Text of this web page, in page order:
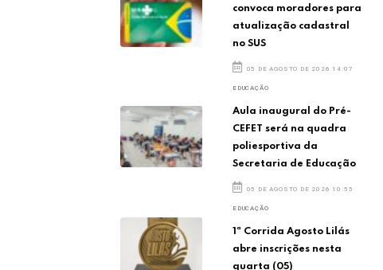
convoca moradores para
atualização cadastral
no SUS
05 DE AGOSTO DE 2026 14:07
EDUCAÇÃO
Aula inaugural do Pré-
CEFET será na quadra
poliesportiva da
Secretaria de Educação
05 DE AGOSTO DE 2026 10:55
EDUCAÇÃO
1ª Corrida Agosto Lilás
abre inscrições nesta
quarta (05)